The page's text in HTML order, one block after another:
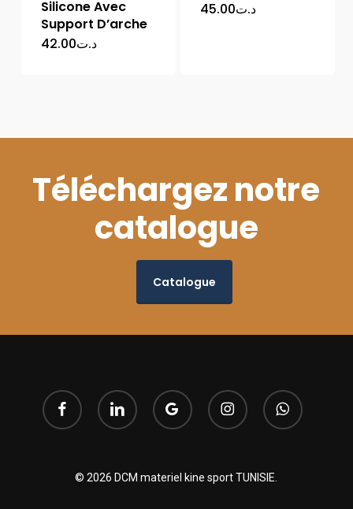
Silicone Avec
Support D’arche
د.ت42.00
د.ت45.00
Téléchargez notre
catalogue
Catalogue
facebook linkedin
google-
plus
instagram whatsapp
© 2026 DCM materiel kine sport TUNISIE.